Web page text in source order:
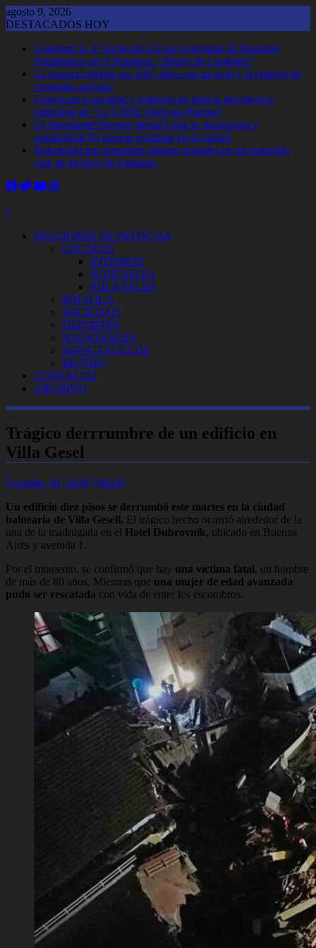
Saltar
al
agosto 9, 2026
DESTACADOS HOY
Comenzó la 3° Fecha de la Liga Argentina de Natación
Paralímpica en el Natatorio "Madre de Ciudades"
La Aurora celebró sus 206° años con un acto y la entrega de
viviendas sociales
Convocan a escuelas y colegios de toda la provincia a
participar de "La UNSE Abre sus Puertas"
La Intendente Fuentes destacó que se alcanzaron a
semaforizar 65 nuevas esquinas en la ciudad
Denuncian por presuntos abusos sexuales en un conocido
club de hockey de Santiago
SECCIONES DE NOTICIAS
LOCALES
INTERIOR
JUDICIALES
POLICIALES
POLITICA
SOCIEDAD
DEPORTES
NACIONALES
ESPECTACULOS
MUNDO
CONTACTO
ARCHIVO
Trágico derrrumbre de un edificio en
Villa Gesel
octubre 30, 2024
MAD
Un edificio diez pisos se derrumbó este martes en la ciudad
balnearia de Villa Gesell. El trágico hecho ocurrió alrededor de la
una de la madrugada en el Hotel Dubrovnik, ubicado en Buenos
Aires y avenida 1.
Por el momento, se confirmó que hay una víctima fatal, un hombre
de más de 80 años. Mientras que una mujer de edad avanzada
pudo ser rescatada con vida de entre los escombros.